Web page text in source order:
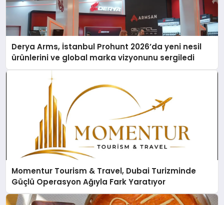
Derya Arms, İstanbul Prohunt 2026’da yeni nesil
ürünlerini ve global marka vizyonunu sergiledi
Momentur Tourism & Travel, Dubai Turizminde
Güçlü Operasyon Ağıyla Fark Yaratıyor